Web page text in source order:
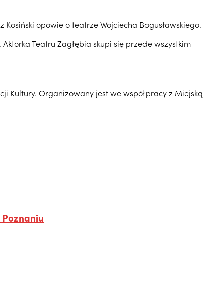
opowie o teatrze Wojciecha Bogusławskiego.
Teatru Zagłębia skupi się przede wszystkim
Kultury. Organizowany jest we współpracy z Miejską